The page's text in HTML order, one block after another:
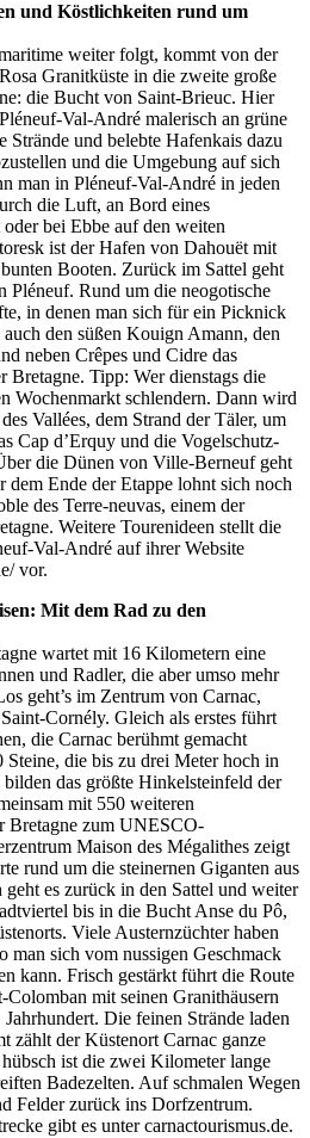
und Köstlichkeiten rund um
weiter folgt, kommt von der
Granitküste in die zweite große
die Bucht von Saint-Brieuc. Hier
Val-André malerisch an grüne
und belebte Hafenkais dazu
und die Umgebung auf sich
man in Pléneuf-Val-André in jeden
die Luft, an Bord eines
bei Ebbe auf den weiten
ist der Hafen von Dahouët mit
Booten. Zurück im Sattel geht
Pléneuf. Rund um die neogotische
in denen man sich für ein Picknick
den süßen Kouign Amann, den
neben Crêpes und Cidre das
Bretagne. Tipp: Wer dienstags die
Wochenmarkt schlendern. Dann wird
Vallées, dem Strand der Täler, um
Cap d’Erquy und die Vogelschutz-
die Dünen von Ville-Berneuf geht
dem Ende der Etappe lohnt sich noch
des Terre-neuvas, einem der
Weitere Tourenideen stellt die
Val-André auf ihrer Website
vor.
Mit dem Rad zu den
wartet mit 16 Kilometern eine
und Radler, die aber umso mehr
geht’s im Zentrum von Carnac,
Cornély. Gleich als erstes führt
die Carnac berühmt gemacht
Steine, die bis zu drei Meter hoch in
das größte Hinkelsteinfeld der
mit 550 weiteren
Bretagne zum UNESCO-
Maison des Mégalithes zeigt
rund um die steinernen Giganten aus
es zurück in den Sattel und weiter
bis in die Bucht Anse du Pô,
Viele Austernzüchter haben
man sich vom nussigen Geschmack
kann. Frisch gestärkt führt die Route
mit seinen Granithäusern
Die feinen Strände laden
zählt der Küstenort Carnac ganze
ist die zwei Kilometer lange
Badezelten. Auf schmalen Wegen
Felder zurück ins Dorfzentrum.
gibt es unter carnactourismus.de.